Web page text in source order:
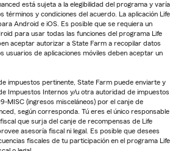
está sujeta a la elegibilidad del programa y varía
términos y condiciones del acuerdo. La aplicación Life
Android e iOS. Es posible que se requiera un
para usar todas las funciones del programa Life
aceptar autorizar a State Farm a recopilar datos
usuarios de aplicaciones móviles deben aceptar un
impuestos pertinente, State Farm puede enviarte y
Impuestos Internos y/u otra autoridad de impuestos
MISC (ingresos misceláneos) por el canje de
según corresponda. Tú eres el único responsable
que surja del canje de recompensas de Life
asesoría fiscal ni legal. Es posible que desees
fiscales de tu participación en el programa Life